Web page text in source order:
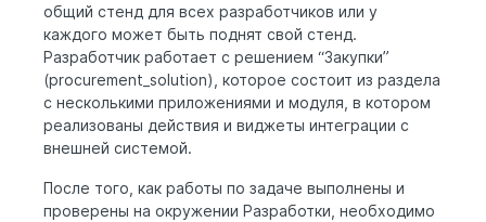
общий стенд для всех разработчиков или у
каждого может быть поднят свой стенд.
Разработчик работает с решением “Закупки”
(procurement_solution), которое состоит из раздела
с несколькими приложениями и модуля, в котором
реализованы действия и виджеты интеграции с
внешней системой.
После того, как работы по задаче выполнены и
проверены на окружении Разработки, необходимо